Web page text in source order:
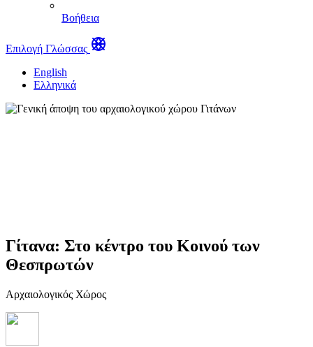
Βοήθεια
Επιλογή Γλώσσας
English
Ελληνικά
Γίτανα: Στο κέντρο του Κοινού των
Θεσπρωτών
Αρχαιολογικός Χώρος